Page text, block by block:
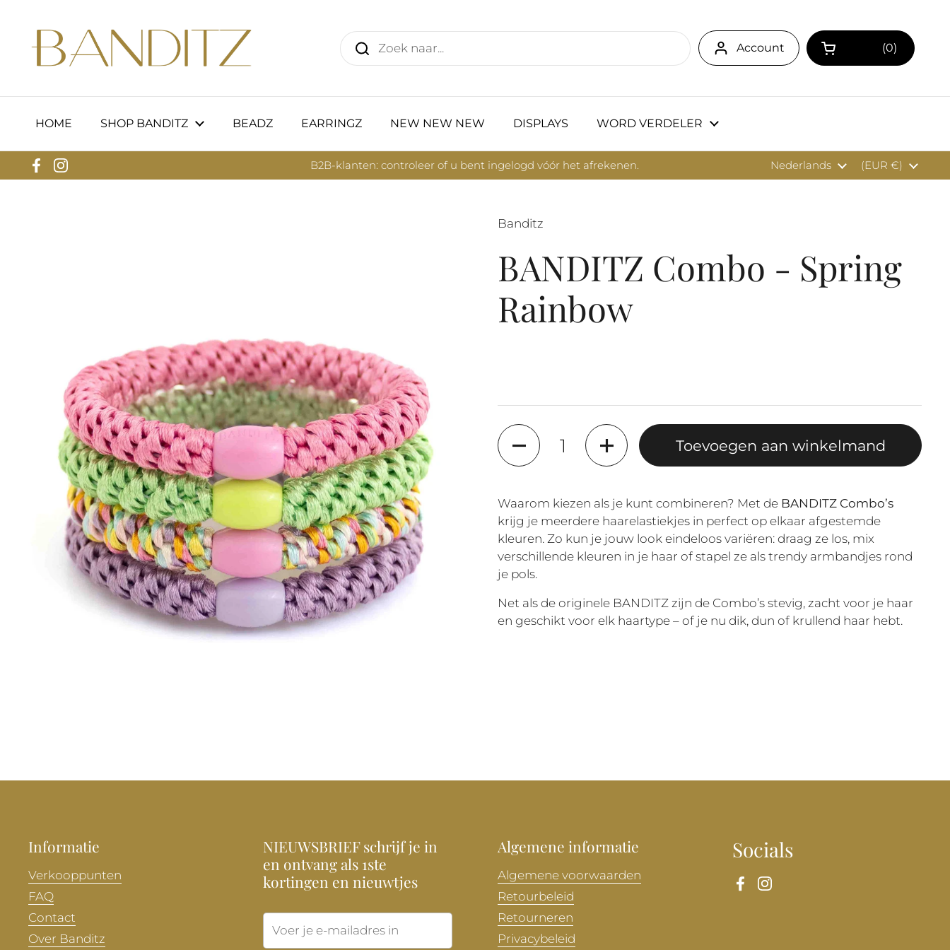
Account Winkelwagentje
0
HOME SHOP BANDITZ BEADZ EARRINGZ NEW NEW NEW DISPLAYS WORD VERDELER
Facebook
Instagram
B2B-klanten: controleer of u bent ingelogd vóór het afrekenen. Taal
Nederlands Land/region
(EUR €)
Banditz
BANDITZ Combo - Spring
Rainbow
Aantal
Toevoegen aan winkelmand
Waarom kiezen als je kunt combineren? Met de BANDITZ Combo’s
krijg je meerdere haarelastiekjes in perfect op elkaar afgestemde
kleuren. Zo kun je jouw look eindeloos variëren: draag ze los, mix
verschillende kleuren in je haar of stapel ze als trendy armbandjes rond
je pols.
Net als de originele BANDITZ zijn de Combo’s stevig, zacht voor je haar
en geschikt voor elk haartype – of je nu dik, dun of krullend haar hebt.
Informatie
Verkooppunten
FAQ
Contact
Over Banditz
NIEUWSBRIEF schrijf je in
en ontvang als 1ste
kortingen en nieuwtjes
Algemene informatie
Algemene voorwaarden
Retourbeleid
Retourneren
Privacybeleid
Socials
Facebook
Instagram